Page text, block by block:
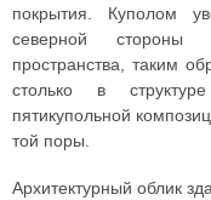
покрытия. Куполом
северной стороны
пространства, таким
столько в
пятикупольной
той поры.
Архитектурный облик